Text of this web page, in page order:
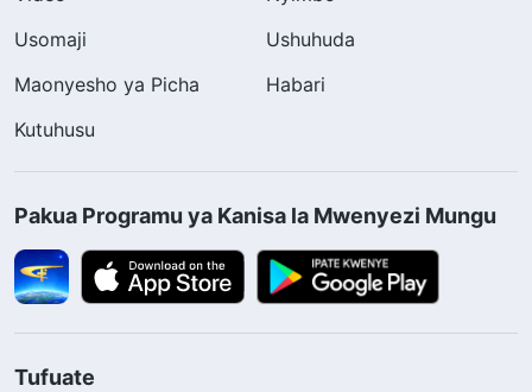
Usomaji
Ushuhuda
Maonyesho ya Picha
Habari
Kutuhusu
Pakua Programu ya Kanisa la Mwenyezi Mungu
Tufuate